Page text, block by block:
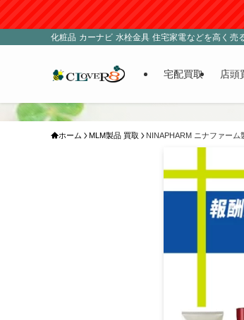
化粧品 カーナビ 水栓金具 住宅家電などを高く売
宅配買取 店頭
ホーム MLM製品 買取 NINAPHARM ニナファーム